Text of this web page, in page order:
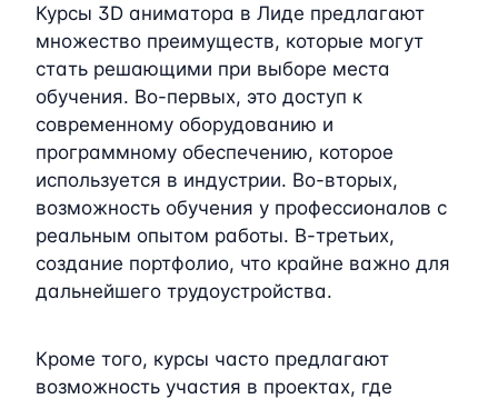
Курсы 3D аниматора в Лиде предлагают
множество преимуществ, которые могут
стать решающими при выборе места
обучения. Во-первых, это доступ к
современному оборудованию и
программному обеспечению, которое
используется в индустрии. Во-вторых,
возможность обучения у профессионалов с
реальным опытом работы. В-третьих,
создание портфолио, что крайне важно для
дальнейшего трудоустройства.
Кроме того, курсы часто предлагают
возможность участия в проектах, где